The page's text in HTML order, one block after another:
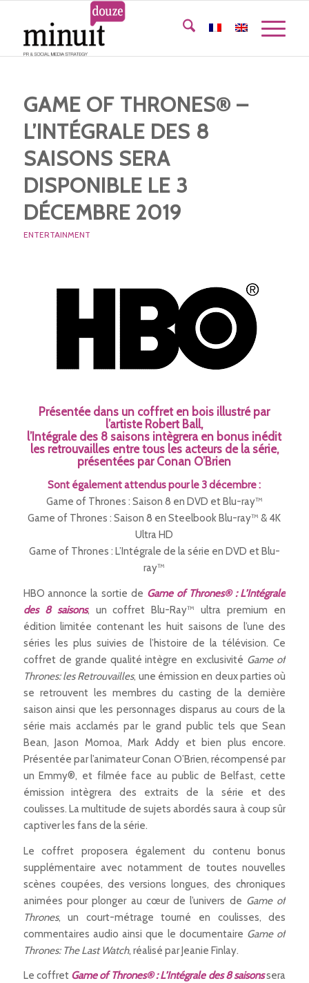
GAME OF THRONES® –
L’INTÉGRALE DES 8
SAISONS SERA
DISPONIBLE LE 3
DÉCEMBRE 2019
ENTERTAINMENT
Présentée dans un coffret en bois illustré par
l’artiste Robert Ball,
l’Intégrale des 8 saisons intègrera en bonus inédit
les retrouvailles entre tous les acteurs de la série,
présentées par Conan O’Brien
Sont également attendus pour le 3 décembre :
Game of Thrones : Saison 8 en DVD et Blu-ray™
Game of Thrones : Saison 8 en Steelbook Blu-ray™ & 4K
Ultra HD
Game of Thrones : L’Intégrale de la série en DVD et Blu-
ray™
HBO annonce la sortie de Game of Thrones® : L’Intégrale
des 8 saisons, un coffret Blu-Ray™ ultra premium en
édition limitée contenant les huit saisons de l’une des
séries les plus suivies de l’histoire de la télévision. Ce
coffret de grande qualité intègre en exclusivité Game of
Thrones: les Retrouvailles, une émission en deux parties où
se retrouvent les membres du casting de la dernière
saison ainsi que les personnages disparus au cours de la
série mais acclamés par le grand public tels que Sean
Bean, Jason Momoa, Mark Addy et bien plus encore.
Présentée par l’animateur Conan O’Brien, récompensé par
un Emmy®, et filmée face au public de Belfast, cette
émission intègrera des extraits de la série et des
coulisses. La multitude de sujets abordés saura à coup sûr
captiver les fans de la série.
Le coffret proposera également du contenu bonus
supplémentaire avec notamment de toutes nouvelles
scènes coupées, des versions longues, des chroniques
animées pour plonger au cœur de l’univers de Game of
Thrones, un court-métrage tourné en coulisses, des
commentaires audio ainsi que le documentaire Game of
Thrones: The Last Watch, réalisé par Jeanie Finlay.
Le coffretGame of Thrones® : L’Intégrale des 8 saisonssera